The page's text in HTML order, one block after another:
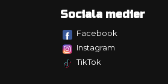
Sociala medier
Facebook
Instagram
TikTok